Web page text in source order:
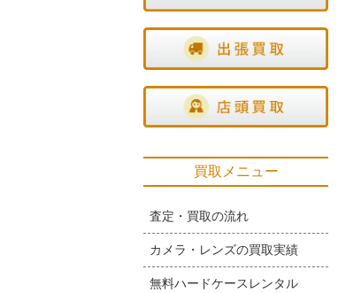
買取メニュー
査定・買取の流れ
カメラ・レンズの買取実績
無料ハードケースレンタル